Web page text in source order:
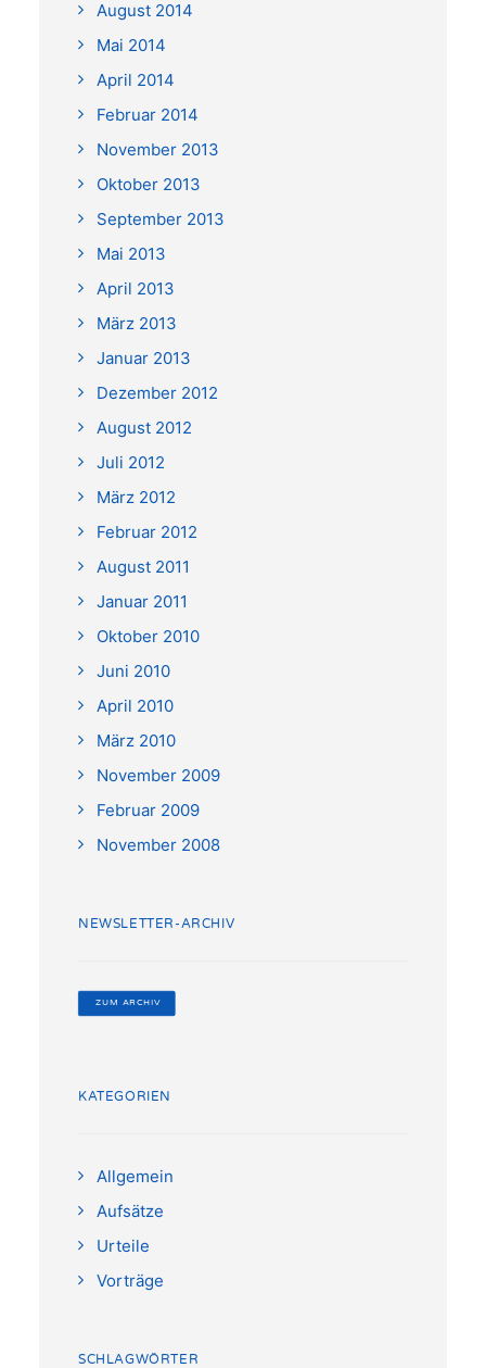
August 2014
Mai 2014
April 2014
Februar 2014
November 2013
Oktober 2013
September 2013
Mai 2013
April 2013
März 2013
Januar 2013
Dezember 2012
August 2012
Juli 2012
März 2012
Februar 2012
August 2011
Januar 2011
Oktober 2010
Juni 2010
April 2010
März 2010
November 2009
Februar 2009
November 2008
NEWSLETTER-ARCHIV
ZUM ARCHIV
KATEGORIEN
Allgemein
Aufsätze
Urteile
Vorträge
SCHLAGWÖRTER